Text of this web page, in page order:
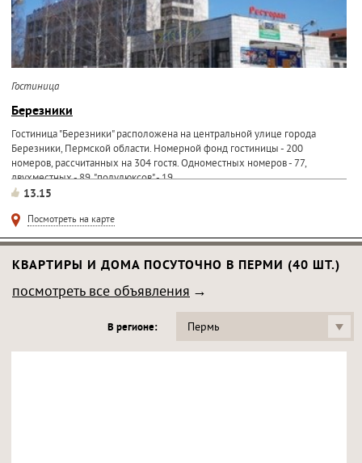
Гостиница
Березники
Гостиница "Березники" расположена на центральной улице города
Березники, Пермской области. Номерной фонд гостиницы - 200
номеров, рассчитанных на 304 гостя. Одноместных номеров - 77,
двухместных - 89, "полулюксов" - 19...
13.15
Посмотреть на карте
КВАРТИРЫ И ДОМА ПОСУТОЧНО В ПЕРМИ (40 ШТ.)
посмотреть все объявления
В регионе: Пермь